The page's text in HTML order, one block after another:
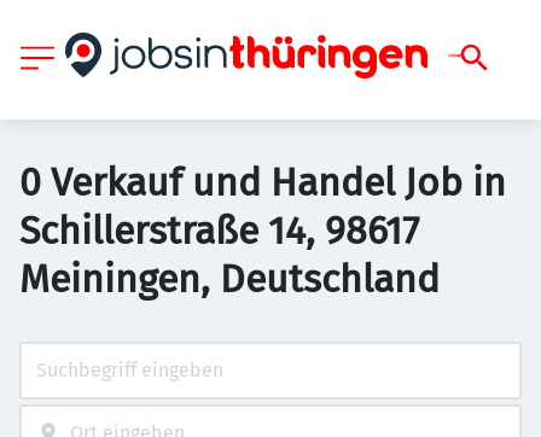
0 Verkauf und Handel Job in
Schillerstraße 14, 98617
Meiningen, Deutschland